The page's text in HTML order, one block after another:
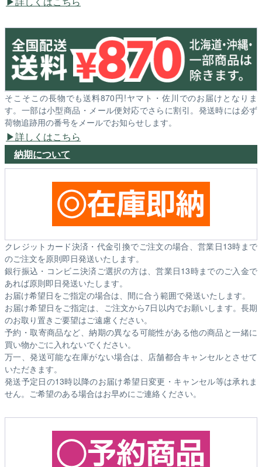
そこそこの長物でも送料870円!ヤマト・佐川でのお届けとなりま
す。一部は小型商品・メール便対応でさらに割引。発送時には必ず
荷物追跡用の番号をメールでお知らせします。
詳しくはこちら
納期について
クレジットカード決済・代金引換でご注文の場合、営業日13時まで
のご注文を原則即日発送いたします。
銀行振込・コンビニ決済ご選択の方は、営業日13時までのご入金で
あれば原則即日発送いたします。
お届け希望日をご指定の場合は、間に合う範囲で発送いたします。
お届け希望日をご指定は、ご注文から7日以内でお願いします。長期
のお取り置きご要望はご遠慮ください。
予約・取寄商品など、納期の異なる可能性がある他の商品と一緒に
買い物かごに入れないでください。
万一、発送可能な在庫がない場合は、店舗都合キャンセルとさせて
いただきます。
発送予定日の13時以降のお届け希望日変更・キャンセル等は承れま
せん。ご希望のある場合はお早めにご連絡ください。